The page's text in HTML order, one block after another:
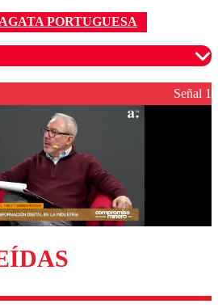
PORTUGUESA
moderados para garantizar un
respetuoso.
Enviar comentario
Señal 1